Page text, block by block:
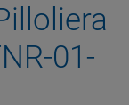
01-